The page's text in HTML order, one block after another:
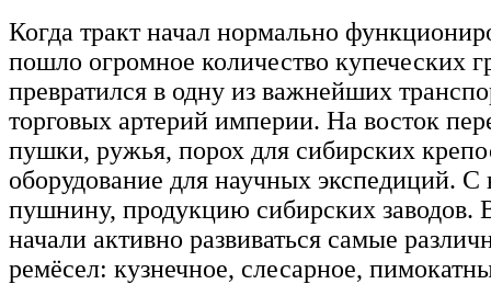
Когда тракт начал нормально
пошло огромное количество купеческих
превратился в одну из важнейших
торговых артерий империи. На восток
пушки, ружья, порох для сибирских
оборудование для научных экспедиций. С
пушнину, продукцию сибирских заводов.
начали активно развиваться самые
ремёсел: кузнечное, слесарное,